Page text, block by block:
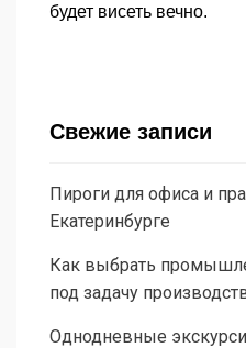
будет висеть вечно.
Свежие записи
Пироги для офиса и
Екатеринбурге
Как выбрать
под задачу
Однодневные